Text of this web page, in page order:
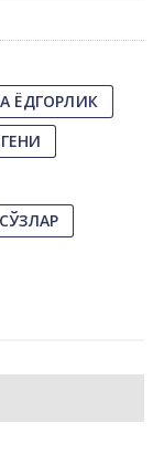
ЁДГОРЛИК